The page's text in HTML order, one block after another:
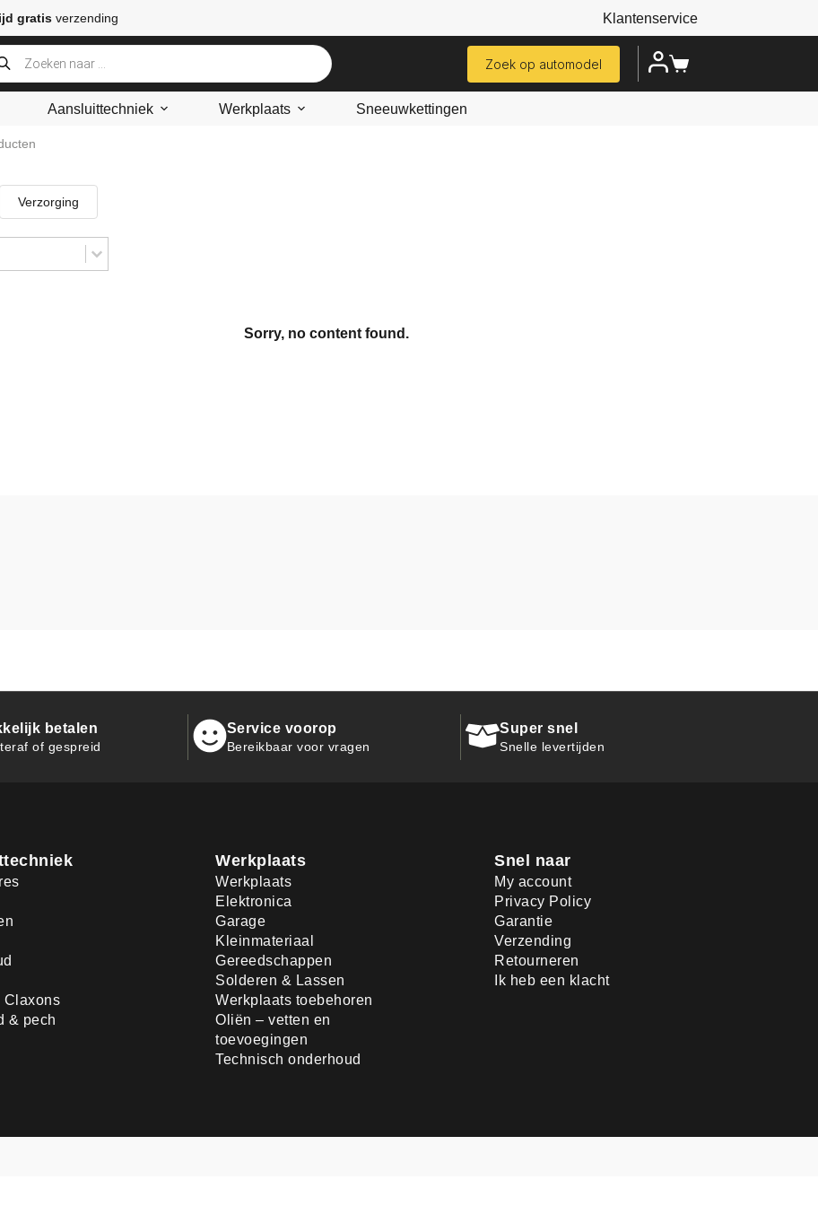
gratis verzending Klantenservice
Zoek op automodel
Aansluittechniek Werkplaats Sneeuwkettingen
Verzorging
Sorry, no content found.
betalen
of gespreid
Service voorop
Bereikbaar voor vragen
Super snel
Snelle levertijden
Claxons
& pech
Werkplaats
Werkplaats
Elektronica
Garage
Kleinmateriaal
Gereedschappen
Solderen & Lassen
Werkplaats toebehoren
Oliën – vetten en
toevoegingen
Technisch onderhoud
Snel naar
My account
Privacy Policy
Garantie
Verzending
Retourneren
Ik heb een klacht